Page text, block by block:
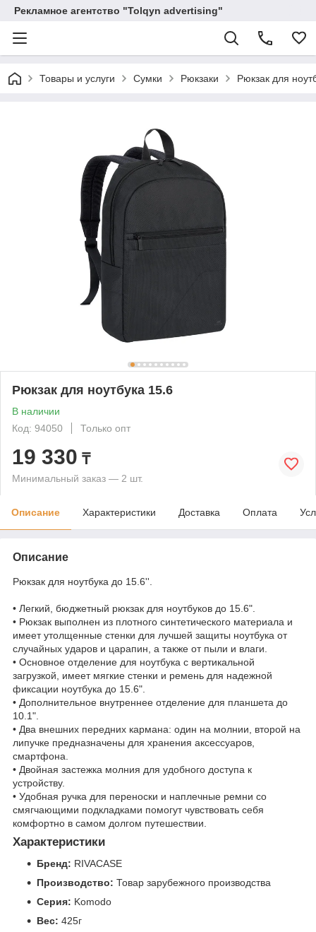
Рекламное агентство "Tolqyn advertising"
Товары и услуги Сумки Рюкзаки Рюкзак для
Рюкзак для ноутбука 15.6
В наличии
Код: 94050
Только опт
19 330 ₸
Минимальный заказ — 2 шт.
Описание Характеристики Доставка Оплата
Описание
Рюкзак для ноутбука до 15.6''.
• Легкий, бюджетный рюкзак для ноутбуков до 15.6".
• Рюкзак выполнен из плотного синтетического материала и
имеет утолщенные стенки для лучшей защиты ноутбука от
случайных ударов и царапин, а также от пыли и влаги.
• Основное отделение для ноутбука с вертикальной
загрузкой, имеет мягкие стенки и ремень для надежной
фиксации ноутбука до 15.6".
• Дополнительное внутреннее отделение для планшета до
10.1".
• Два внешних передних кармана: один на молнии, второй на
липучке предназначены для хранения аксессуаров,
смартфона.
• Двойная застежка молния для удобного доступа к
устройству.
• Удобная ручка для переноски и наплечные ремни со
смягчающими подкладками помогут чувствовать себя
комфортно в самом долгом путешествии.
Характеристики
Бренд: RIVACASE
Производство: Товар зарубежного производства
Серия: Komodo
Вес: 425г